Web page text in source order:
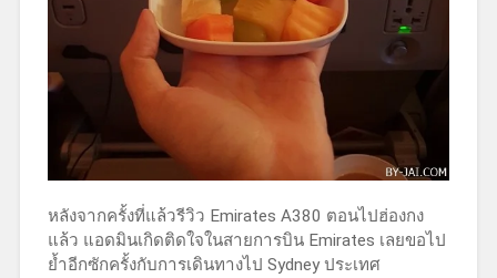
หลังจากครั้งที่แล้วรีวิว Emirates A380 ตอนไปฮ่องกง
แล้ว แอดมินเกิดติดใจในสายการบิน Emirates เลยขอไป
ย้ำอีกซักครั้งกับการเดินทางไป Sydney ประเทศ